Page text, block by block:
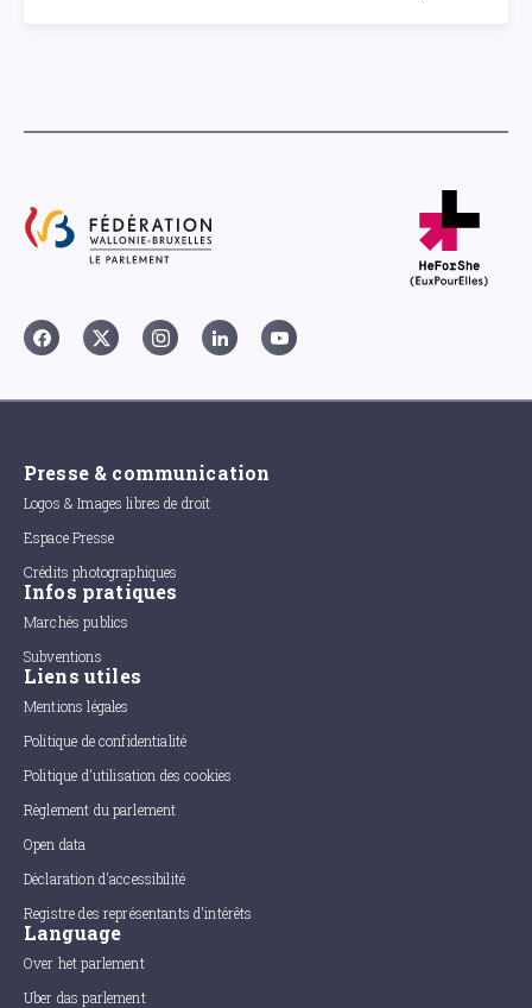
Presse & communication
Logos & Images libres de droit
Espace Presse
Crédits photographiques
Infos pratiques
Marchés publics
Subventions
Liens utiles
Mentions légales
Politique de confidentialité
Politique d'utilisation des cookies
Règlement du parlement
Open data
Déclaration d'accessibilité
Registre des représentants d'intérêts
Language
Over het parlement
Uber das parlement